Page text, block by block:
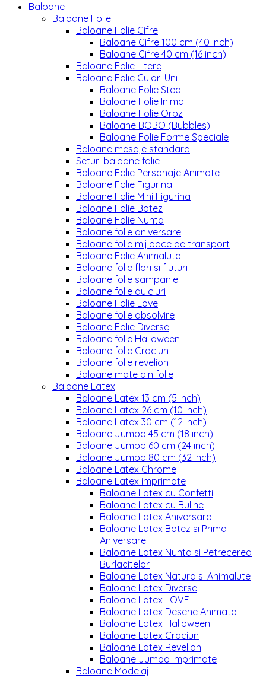
Baloane
Baloane Folie
Baloane Folie Cifre
Baloane Cifre 100 cm (40 inch)
Baloane Cifre 40 cm (16 inch)
Baloane Folie Litere
Baloane Folie Culori Uni
Baloane Folie Stea
Baloane Folie Inima
Baloane Folie Orbz
Baloane BOBO (Bubbles)
Baloane Folie Forme Speciale
Baloane mesaje standard
Seturi baloane folie
Baloane Folie Personaje Animate
Baloane Folie Figurina
Baloane Folie Mini Figurina
Baloane Folie Botez
Baloane Folie Nunta
Baloane folie aniversare
Baloane folie mijloace de transport
Baloane Folie Animalute
Baloane folie flori si fluturi
Baloane folie sampanie
Baloane folie dulciuri
Baloane Folie Love
Baloane folie absolvire
Baloane Folie Diverse
Baloane folie Halloween
Baloane folie Craciun
Baloane folie revelion
Baloane mate din folie
Baloane Latex
Baloane Latex 13 cm (5 inch)
Baloane Latex 26 cm (10 inch)
Baloane Latex 30 cm (12 inch)
Baloane Jumbo 45 cm (18 inch)
Baloane Jumbo 60 cm (24 inch)
Baloane Jumbo 80 cm (32 inch)
Baloane Latex Chrome
Baloane Latex imprimate
Baloane Latex cu Confetti
Baloane Latex cu Buline
Baloane Latex Aniversare
Baloane Latex Botez si Prima
Aniversare
Baloane Latex Nunta si Petrecerea
Burlacitelor
Baloane Latex Natura si Animalute
Baloane Latex Diverse
Baloane Latex LOVE
Baloane Latex Desene Animate
Baloane Latex Halloween
Baloane Latex Craciun
Baloane Latex Revelion
Baloane Jumbo Imprimate
Baloane Modelaj